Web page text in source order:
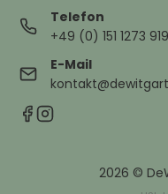
Telefon
+49 (0) 151 1273
E-Mail
2026 ©